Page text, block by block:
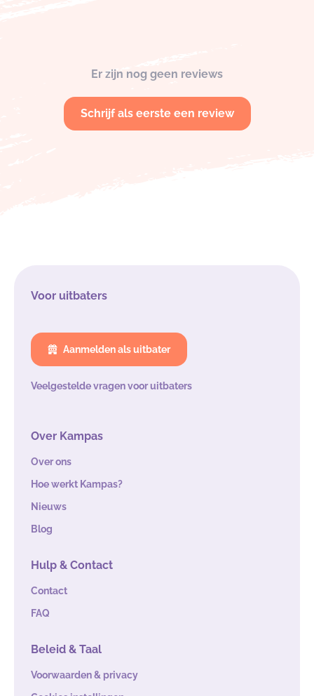
Er zijn nog geen reviews
Schrijf als eerste een review
Voor uitbaters
Aanmelden als uitbater
Veelgestelde vragen voor uitbaters
Over Kampas
Over ons
Hoe werkt Kampas?
Nieuws
Blog
Hulp & Contact
Contact
FAQ
Beleid & Taal
Voorwaarden & privacy